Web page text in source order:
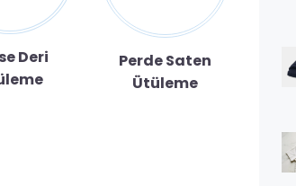
Deri
Perde Saten
Ütüleme